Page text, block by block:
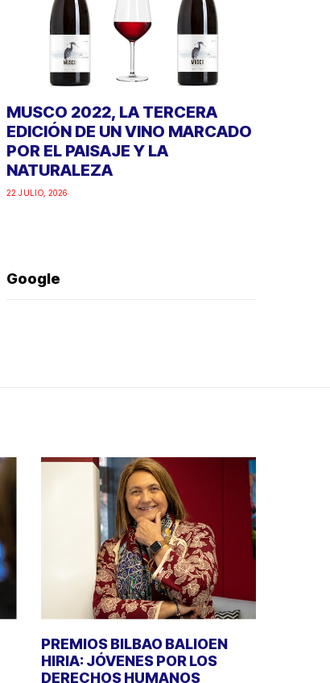
MUSCO 2022, LA TERCERA
EDICIÓN DE UN VINO MARCADO
POR EL PAISAJE Y LA
NATURALEZA
22 JULIO, 2026
Google
PREMIOS BILBAO BALIOEN
HIRIA: JÓVENES POR LOS
DERECHOS HUMANOS